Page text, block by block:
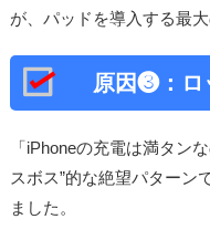
が、パッドを導入する最大
原因❸：ロ
「iPhoneの充電は満タン
スボス”的な絶望パターン
ました。